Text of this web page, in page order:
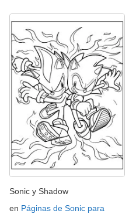
Sonic y Shadow
en Páginas de Sonic para